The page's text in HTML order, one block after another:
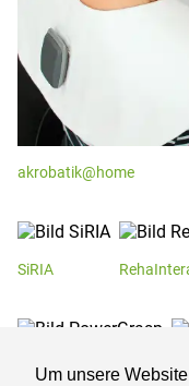
Um unsere
akrobatik@home
SiRIA
PowerGrasp